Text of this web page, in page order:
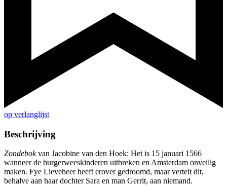
op verlanglijst
Beschrijving
Zondebokvan Jacobine van den Hoek: Het is 15 januari 1566
wanneer de burgerweeskinderen uitbreken en Amsterdam onveilig
maken. Fye Lieveheer heeft erover gedroomd, maar vertelt dit,
behalve aan haar dochter Sara en man Gerrit, aan niemand.